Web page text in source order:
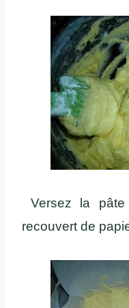
Versez la
recouvert de